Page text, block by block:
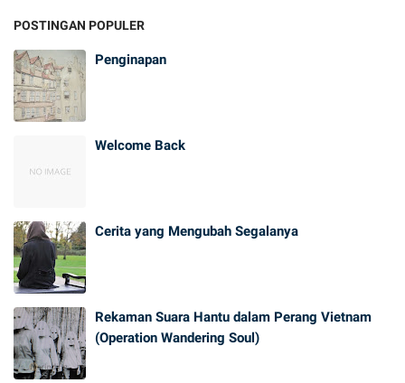
POSTINGAN POPULER
Penginapan
Welcome Back
Cerita yang Mengubah Segalanya
Rekaman Suara Hantu dalam Perang Vietnam
(Operation Wandering Soul)